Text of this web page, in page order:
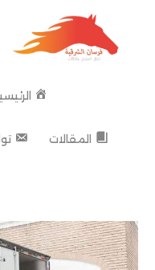
المحتوى
المقالات